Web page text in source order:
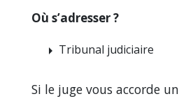
Où s’adresser ?
arrow_right Tribunal judiciaire
Si le juge vous accorde un